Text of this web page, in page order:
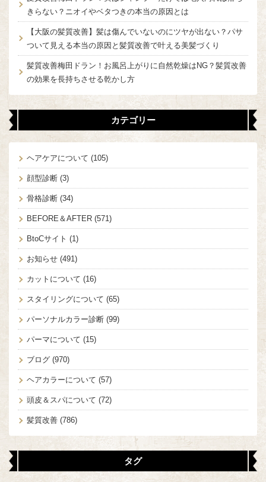
きらない？ニオイやベタつきの本当の原因とは
【大阪の髪質改善】髪は傷んでいないのにツヤが出ない？パサ
ついて見える本当の原因と髪質改善で叶える美髪づくり
髪質改善梅田ドラン！お風呂上がりに自然乾燥はNG？髪質改善
の効果を長持ちさせる乾かし方
カテゴリー
ヘアケアについて (105)
顔型診断 (3)
骨格診断 (34)
BEFORE＆AFTER (571)
BtoCサイト (1)
お知らせ (491)
カットについて (16)
スタイリングについて (65)
パーソナルカラー診断 (99)
パーマについて (15)
ブログ (970)
ヘアカラーについて (57)
頭皮＆スパについて (72)
髪質改善 (786)
タグ